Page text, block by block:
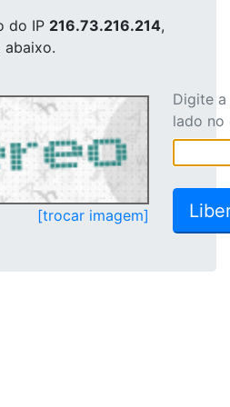
do IP 216.73.216.214,
abaixo.
[trocar imagem]
Digite
lado no